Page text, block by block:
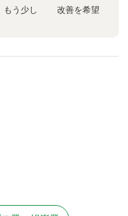
もう少し 改善を希望